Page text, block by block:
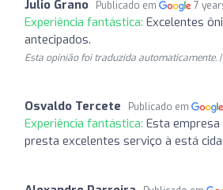
Julio Grano Publicado em 7
Experiência fantástica: Excelentes
antecipados.
Esta opinião foi traduzida automaticamente. |
Osvaldo Tercete Publicado em
Experiência fantástica: Esta
presta excelentes serviço à está